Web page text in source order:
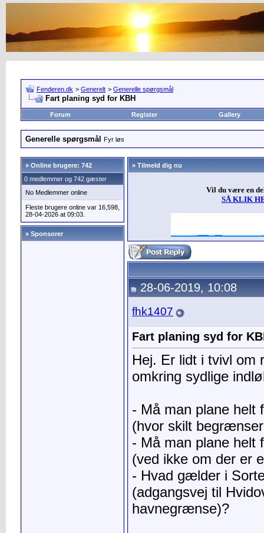
Fenderen.dk > Generelt > Generelle spørgsmål
Fart planing syd for KBH
Forum Register Gallery
Generelle spørgsmål Fyr løs
» Online brugere: 742
0 medlemmer og 742 gæster
No Medlemmer online
Fleste brugere online var 16,598,
28-04-2026 at 09:03.
» Sponsorer
» Tilmeld dig nu
Vil du være en
SÅ KLIK
28-06-2019, 10:08
fhk1407
Fart planing syd for
Hej. Er lidt i tvivl om
omkring sydlige
- Må man plane helt
(hvor skilt
- Må man plane helt
(ved ikke om der er
- Hvad gælder i
(adgangsvej til
havnegrænse)?